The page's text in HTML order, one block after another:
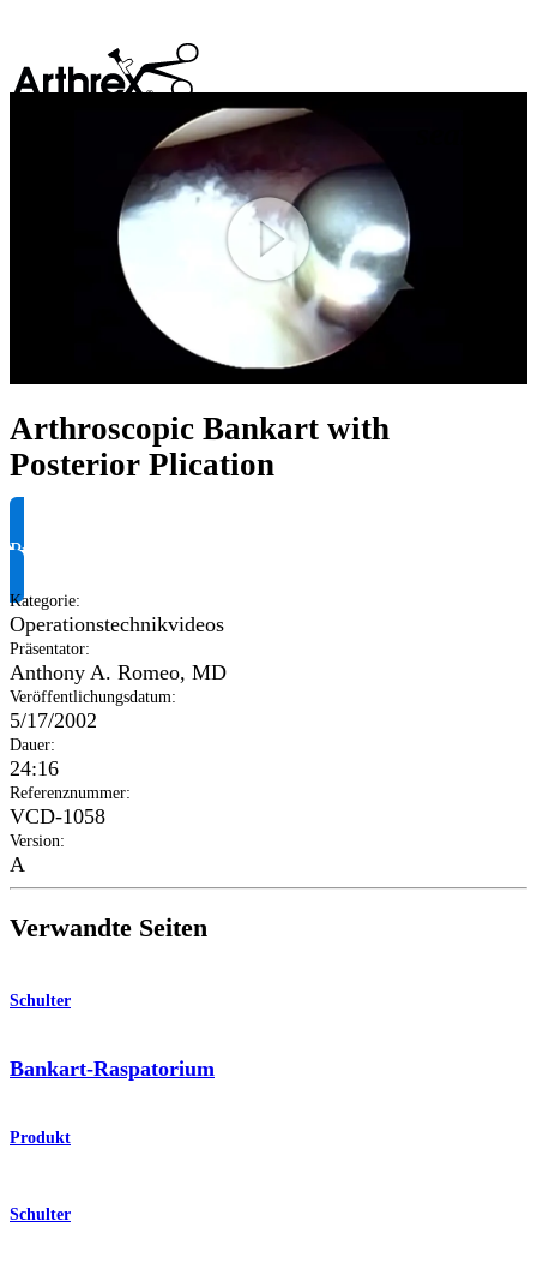
Play
Video
Arthroscopic Bankart with
Posterior Plication
Produktinformationen anfragen
Kategorie:
Operationstechnikvideos
Präsentator:
Anthony A. Romeo, MD
Veröffentlichungsdatum:
5/17/2002
Dauer:
24:16
Referenznummer:
VCD-1058
Version:
A
Verwandte Seiten
Schulter
Bankart-Raspatorium
Produkt
Schulter